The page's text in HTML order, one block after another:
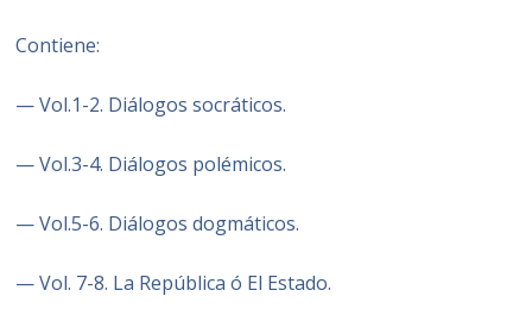
Contiene:
— Vol.1-2. Diálogos socráticos.
— Vol.3-4. Diálogos polémicos.
— Vol.5-6. Diálogos dogmáticos.
— Vol. 7-8. La República ó El Estado.